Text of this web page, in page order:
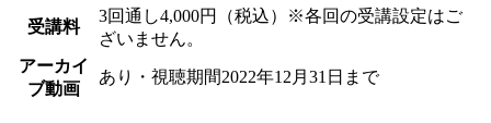
受講料
3回通し4,000円（税込）※各回の受講設定はご
ざいません。
アーカイ
ブ動画
あり・視聴期間2022年12月31日まで